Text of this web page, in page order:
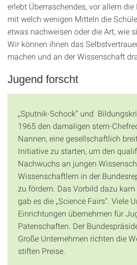
erlebt Überraschendes, vor allem die
mit welch wenigen Mitteln die
etwas nachweisen oder die Art, wie
Wir können ihnen das
machen und an der Wissenschaft
Jugend forscht
„Sputnik-Schock“ und
1965 den damaligen stern-
Nannen, eine gesellschaftlich
Initiative zu starten, um den
Nachwuchs an jungen
Wissenschaftlern in der
zu fördern. Das Vorbild dazu
gab es die „Science Fairs“. Viele
Einrichtungen übernehmen für
Patenschaften. Der
Große Unternehmen richten die
stiften Preise.